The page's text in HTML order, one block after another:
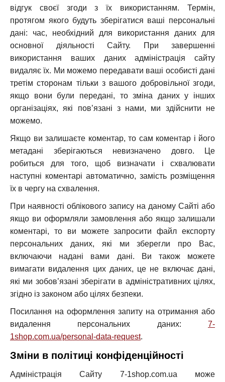
відгук своєї згоди з їх використанням. Термін,
протягом якого будуть зберігатися ваші персональні
дані: час, необхідний для використання даних для
основної діяльності Сайту. При завершенні
використання ваших даних адміністрація сайту
видаляє їх. Ми можемо передавати ваші особисті дані
третім сторонам тільки з вашого добровільної згоди,
якщо вони були передані, то зміна даних у інших
організаціях, які пов’язані з нами, ми здійснити не
можемо.
Якщо ви залишаєте коментар, то сам коментар і його
метадані зберігаються невизначено довго. Це
робиться для того, щоб визначати і схвалювати
наступні коментарі автоматично, замість розміщення
їх в чергу на схвалення.
При наявності облікового запису на даному Сайті або
якщо ви оформляли замовлення або якщо залишали
коментарі, то ви можете запросити файл експорту
персональних даних, які ми зберегли про Вас,
включаючи надані вами дані. Ви також можете
вимагати видалення цих даних, це не включає дані,
які ми зобов’язані зберігати в адміністративних цілях,
згідно із законом або цілях безпеки.
Посилання на оформлення запиту на отримання або
видалення персональних даних: 7-
1shop.com.ua/personal-data-request.
Зміни в політиці конфіденційності
Адміністрація Сайту 7-1shop.com.ua може